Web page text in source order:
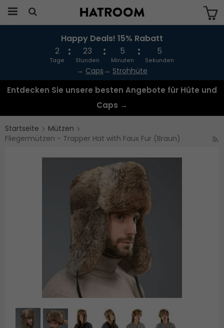
Das Produkt wurde in Ihren Warenkorb
gelegt
Happy Deals! 15% Rabatt
2
Tage
23
Stunden
5
Minuten
4
Sekunden
→ Caps → Strohhüte
Entdecken Sie unsere besten Angebote für Hüte und
Caps →
Startseite
Mützen
Fliegermützen - Trapper Hat with Faux Fur (Braun)